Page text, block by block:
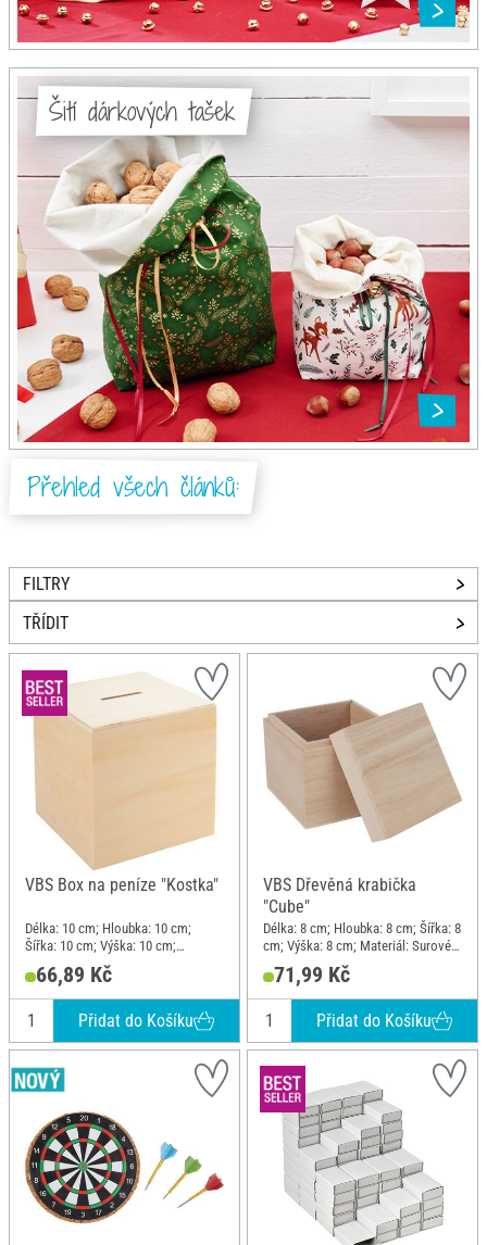
Šití dárkových tašek
Přehled všech článků:
FILTRY
TŘÍDIT
VBS Box na peníze "Kostka"
Délka: 10 cm; Hloubka: 10 cm;
Šířka: 10 cm; Výška: 10 cm;
Materiál: Dřevo
66,89 Kč
Přidat do Košíku
VBS Dřevěná krabička
"Cube"
Délka: 8 cm; Hloubka: 8 cm; Šířka: 8
cm; Výška: 8 cm; Materiál: Surové
71,99 Kč
Přidat do Košíku